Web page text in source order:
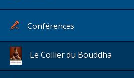
Conférences
Le Collier du Bouddha